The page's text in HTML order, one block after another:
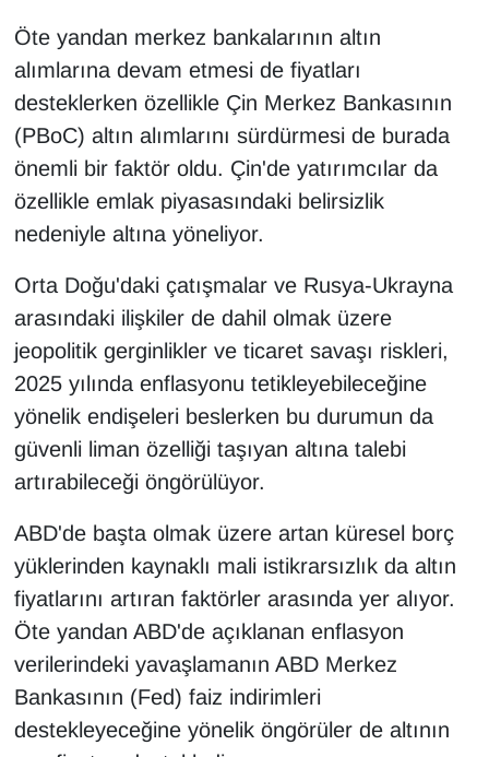
Öte yandan merkez bankalarının altın
alımlarına devam etmesi de fiyatları
desteklerken özellikle Çin Merkez Bankasının
(PBoC) altın alımlarını sürdürmesi de burada
önemli bir faktör oldu. Çin'de yatırımcılar da
özellikle emlak piyasasındaki belirsizlik
nedeniyle altına yöneliyor.
Orta Doğu'daki çatışmalar ve Rusya-Ukrayna
arasındaki ilişkiler de dahil olmak üzere
jeopolitik gerginlikler ve ticaret savaşı riskleri,
2025 yılında enflasyonu tetikleyebileceğine
yönelik endişeleri beslerken bu durumun da
güvenli liman özelliği taşıyan altına talebi
artırabileceği öngörülüyor.
ABD'de başta olmak üzere artan küresel borç
yüklerinden kaynaklı mali istikrarsızlık da altın
fiyatlarını artıran faktörler arasında yer alıyor.
Öte yandan ABD'de açıklanan enflasyon
verilerindeki yavaşlamanın ABD Merkez
Bankasının (Fed) faiz indirimleri
destekleyeceğine yönelik öngörüler de altının
Kim Kimdir?
Kültür & Sanat
KURDÎ
MAGAZİN
ONE EKONOMİ
POLİTİKA
Resmi İlanlar
RÖPORTAJ
SAĞLIK
Seri İlan
Sinema - TV
SİYASET